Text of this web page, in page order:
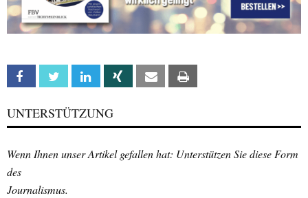
Facebook Twitter Linkedin Xing Email
UNTERSTÜTZUNG
Wenn Ihnen unser Artikel gefallen hat: Unterstützen Sie diese Form
des
Journalismus.